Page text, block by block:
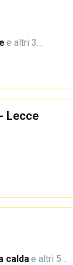
·e altri 3…
Lecce
calda·e altri 5…